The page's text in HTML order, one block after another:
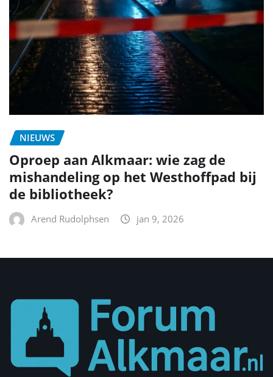
NIEUWS
Oproep aan Alkmaar: wie zag de
mishandeling op het Westhoffpad bij
de bibliotheek?
Arend Rudolphsen jan 9, 2026